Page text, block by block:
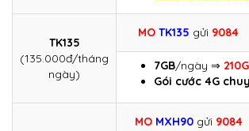
TK135
(135.000đ/tháng
ngày)
MO TK135 gửi 9084
7GB/ngày ⇒
Gói cước 4G
MO MXH90gửi 9084